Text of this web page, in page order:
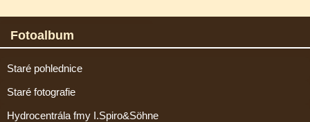
Fotoalbum
Staré pohlednice
Staré fotografie
Hydrocentrála fmy I.Spiro&Söhne